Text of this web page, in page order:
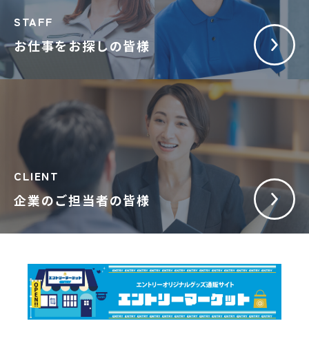
お仕事をお探しの皆様
STAFF
企業のご担当者の皆様
CLIENT